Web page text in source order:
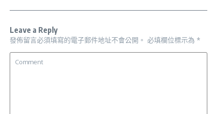
Leave a Reply
發佈留言必須填寫的電子郵件地址不會公開。 必填欄位標示為 *